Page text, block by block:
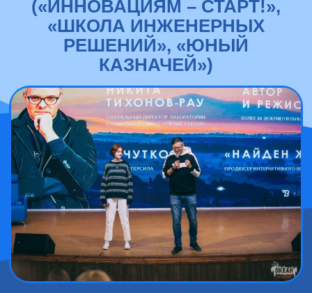
(«ИННОВАЦИЯМ – СТАРТ!»,
«ШКОЛА ИНЖЕНЕРНЫХ
РЕШЕНИЙ», «ЮНЫЙ
КАЗНАЧЕЙ»)